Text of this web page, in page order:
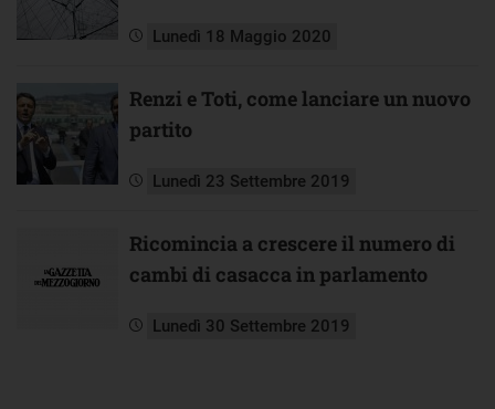
Lunedì 18 Maggio 2020
Renzi e Toti, come lanciare un nuovo
partito
Lunedì 23 Settembre 2019
Ricomincia a crescere il numero di
cambi di casacca in parlamento
Lunedì 30 Settembre 2019